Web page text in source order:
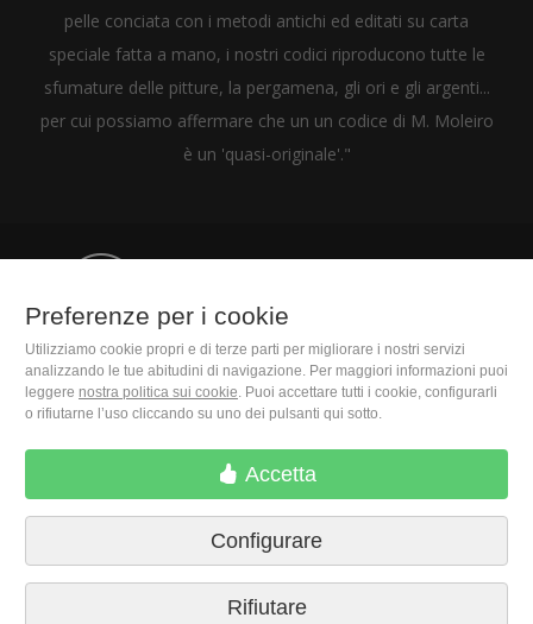
pelle conciata con i metodi antichi ed editati su carta
speciale fatta a mano, i nostri codici riproducono tutte le
sfumature delle pitture, la pergamena, gli ori e gli argenti...
per cui possiamo affermare che un un codice di M. Moleiro
è un 'quasi-originale'."
M. Moleiro Editor, S.A.
Travesera de Gracia, 17
E08021 Barcelona (Spain)
Preferenze per i cookie
Utilizziamo cookie propri e di terze parti per migliorare i nostri servizi
analizzando le tue abitudini di navigazione. Per maggiori informazioni puoi
leggere nostra politica sui cookie. Puoi accettare tutti i cookie, configurarli
o rifiutarne l’uso cliccando su uno dei pulsanti qui sotto.
Accetta
Configurare
Rifiutare